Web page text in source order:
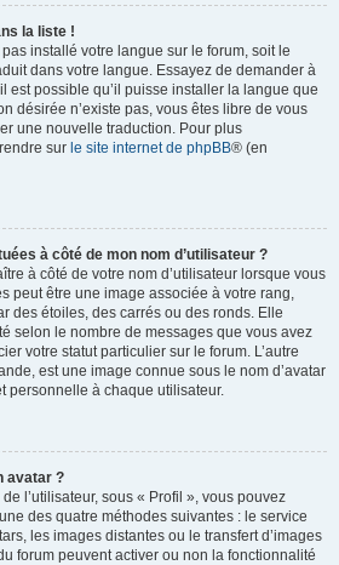
la liste !
installé votre langue sur le forum, soit le
dans votre langue. Essayez de demander à
est possible qu’il puisse installer la langue que
désirée n’existe pas, vous êtes libre de vous
une nouvelle traduction. Pour plus
sur le site internet de phpBB® (en
à côté de mon nom d’utilisateur ?
à côté de votre nom d’utilisateur lorsque vous
peut être une image associée à votre rang,
des étoiles, des carrés ou des ronds. Elle
selon le nombre de messages que vous avez
votre statut particulier sur le forum. L’autre
est une image connue sous le nom d’avatar
personnelle à chaque utilisateur.
avatar ?
l’utilisateur, sous « Profil », vous pouvez
des quatre méthodes suivantes : le service
les images distantes ou le transfert d’images
forum peuvent activer ou non la fonctionnalité